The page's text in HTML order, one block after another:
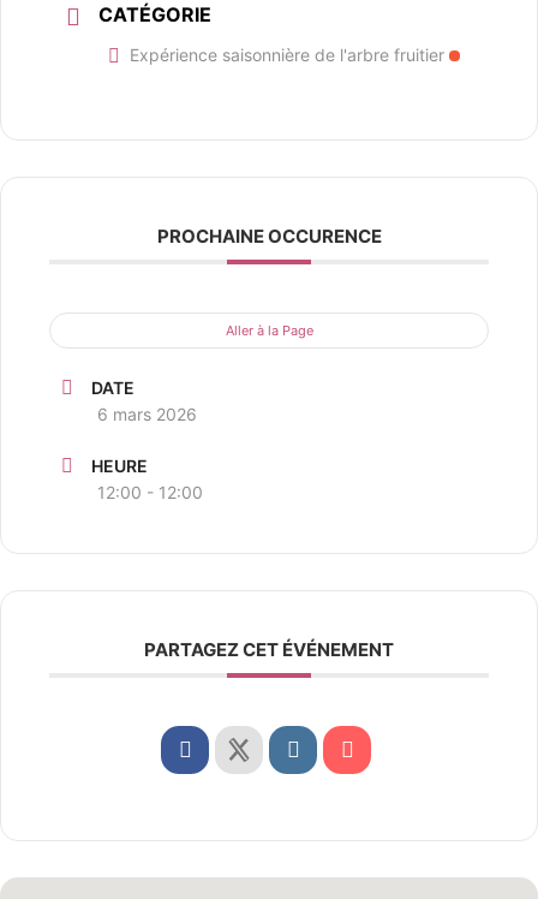
CATÉGORIE
Expérience saisonnière de l'arbre fruitier
PROCHAINE OCCURENCE
Aller à la Page
DATE
6 mars 2026
HEURE
12:00 - 12:00
PARTAGEZ CET ÉVÉNEMENT